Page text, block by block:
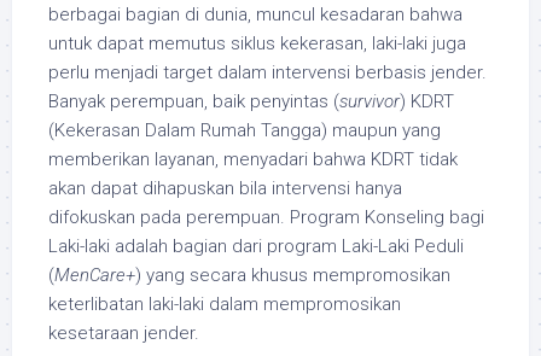
berbagai bagian di dunia, muncul kesadaran bahwa
untuk dapat memutus siklus kekerasan, laki-laki juga
perlu menjadi target dalam intervensi berbasis jender.
Banyak perempuan, baik penyintas (survivor) KDRT
(Kekerasan Dalam Rumah Tangga) maupun yang
memberikan layanan, menyadari bahwa KDRT tidak
akan dapat dihapuskan bila intervensi hanya
difokuskan pada perempuan. Program Konseling bagi
Laki-laki adalah bagian dari program Laki-Laki Peduli
(MenCare+) yang secara khusus mempromosikan
keterlibatan laki-laki dalam mempromosikan
kesetaraan jender.